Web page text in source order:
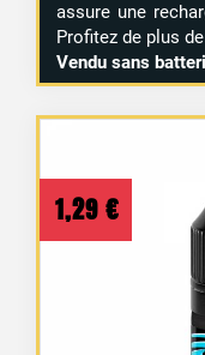
assure une
Profitez de plus
Vendu sans
1,29 €